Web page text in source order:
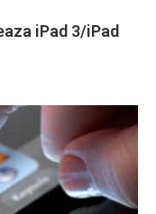
iPad 3/iPad